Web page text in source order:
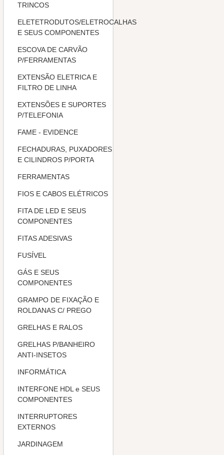
TRINCOS
ELETETRODUTOS/ELETROCALHAS
E SEUS COMPONENTES
ESCOVA DE CARVÃO
P/FERRAMENTAS
EXTENSÃO ELETRICA E
FILTRO DE LINHA
EXTENSÕES E SUPORTES
P/TELEFONIA
FAME - EVIDENCE
FECHADURAS, PUXADORES
E CILINDROS P/PORTA
FERRAMENTAS
FIOS E CABOS ELÉTRICOS
FITA DE LED E SEUS
COMPONENTES
FITAS ADESIVAS
FUSÍVEL
GÁS E SEUS
COMPONENTES
GRAMPO DE FIXAÇÃO E
ROLDANAS C/ PREGO
GRELHAS E RALOS
GRELHAS P/BANHEIRO
ANTI-INSETOS
INFORMÁTICA
INTERFONE HDL e SEUS
COMPONENTES
INTERRUPTORES
EXTERNOS
JARDINAGEM